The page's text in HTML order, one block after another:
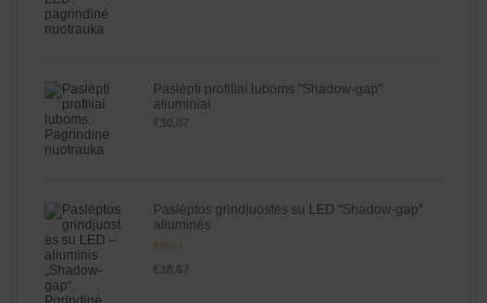
Paslėpti profiliai luboms "Shadow-gap"
aliuminiai
€ 30.07
Paslėptos grindjuostės su LED "Shadow-gap"
aliuminės
rti
€ 38.67